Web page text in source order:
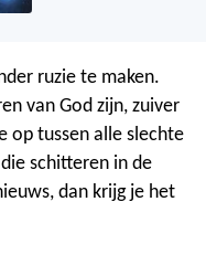
ruzie te maken.
van God zijn, zuiver
op tussen alle slechte
schitteren in de
dan krijg je het